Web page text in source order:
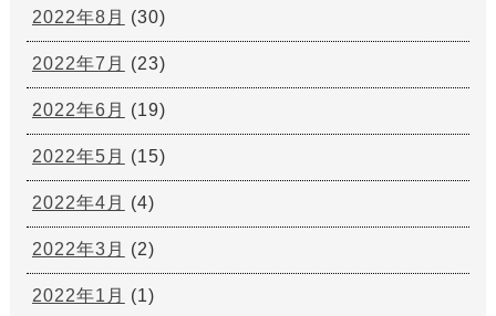
2022年8月 (30)
2022年7月 (23)
2022年6月 (19)
2022年5月 (15)
2022年4月 (4)
2022年3月 (2)
2022年1月 (1)